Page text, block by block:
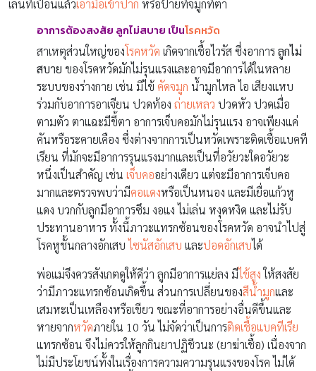
เล่นที่เปื้อนแล้วเอามือเข้าปาก หรือป้ายที่จมูกที่ตา
อาการต้องสงสัย ลูกไม่สบาย เป็นโรคหวัด
สาเหตุส่วนใหญ่ของโรคหวัด เกิดจากเชื้อไวรัส ซึ่งอาการลูกไม่
สบาย ของโรคหวัดมักไม่รุนแรงและอาจมีอาการได้ในหลาย
ระบบของร่างกาย เช่น มีไข้ คัดจมูก น้ำมูกไหล ไอ เสียงแหบ
ร่วมกับอาการอาเจียน ปวดท้อง ถ่ายเหลว ปวดหัว ปวดเมื่อ
ตามตัว ตาแฉะมีขี้ตา อาการเจ็บคอมักไม่รุนแรง อาจเพียงแค่
คันหรือระคายเคือง ซึ่งต่างจากการเป็นหวัดเพราะติดเชื้อแบคที
เรียน ที่มักจะมีอาการรุนแรงมากและเป็นที่อวัยวะใดอวัยวะ
หนึ่งเป็นสำคัญ เช่น เจ็บคออย่างเดียว แต่จะมีอาการเจ็บคอ
มากและตรวจพบว่ามีคอแดงหรือเป็นหนอง และมีเยื่อแก้วหู
แดง บวกกับลูกมีอาการซึม งอแง ไม่เล่น หงุดหงิด และไม่รับ
ประทานอาหาร ทั้งนี้ภาวะแทรกซ้อนของโรคหวัด อาจนำไปสู่
โรคหูชั้นกลางอักเสบไซนัสอักเสบ และปอดอักเสบได้
พ่อแม่จึงควรสังเกตดูให้ดีว่า ลูกมีอาการแย่ลง มีไข้สูงให้สงสัย
ว่ามีภาวะแทรกซ้อนเกิดขึ้น ส่วนการเปลี่ยนของสีน้ำมูกและ
เสมหะเป็นเหลืองหรือเขียว ขณะที่อาการอย่างอื่นดีขึ้นและ
หายจากหวัดภายใน 10 วัน ไม่จัดว่าเป็นการติดเชื้อแบคทีเรีย
แทรกซ้อน จึงไม่ควรให้ลูกกินยาปฏิชีวนะ (ยาฆ่าเชื้อ) เนื่องจาก
ไม่มีประโยชน์ทั้งในเรื่องการความความรุนแรงของโรค ไม่ได้